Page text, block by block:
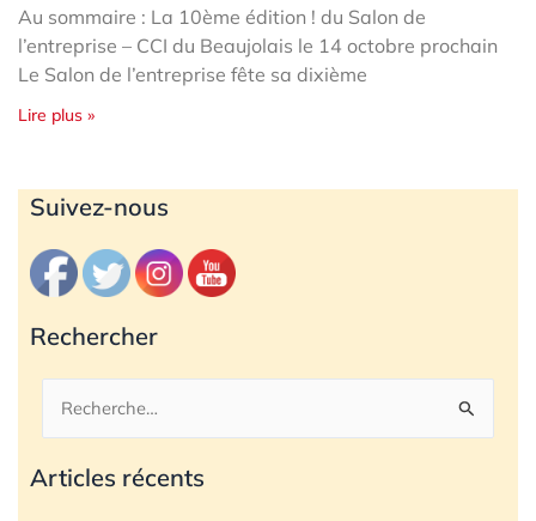
Au sommaire : La 10ème édition ! du Salon de
l’entreprise – CCI du Beaujolais le 14 octobre prochain
Le Salon de l’entreprise fête sa dixième
Lire plus »
Suivez-nous
Rechercher
Rechercher :
Articles récents
Archives